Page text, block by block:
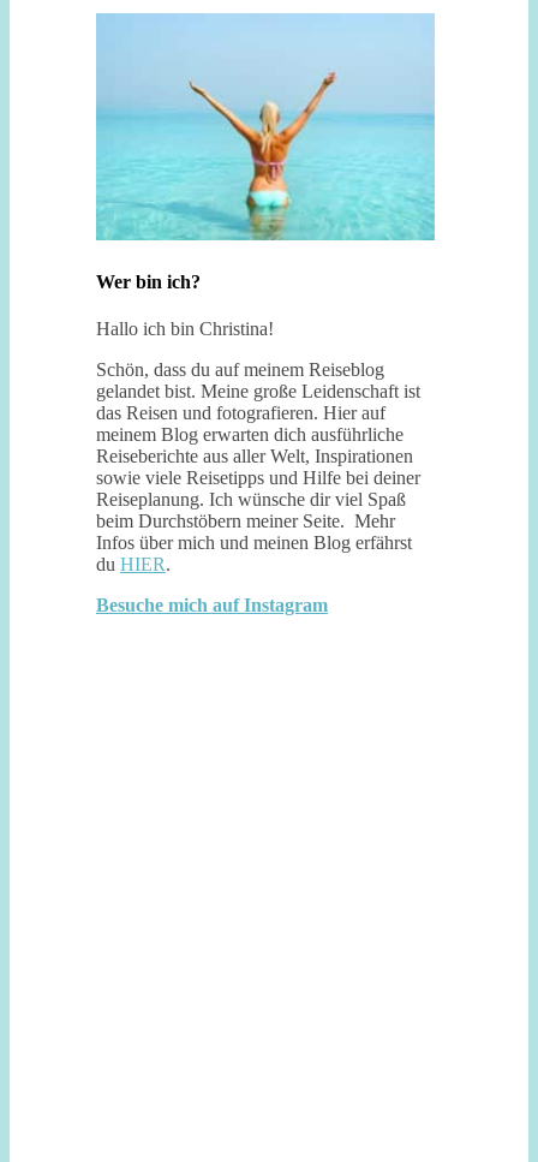
Wer bin ich?
Hallo ich bin Christina!
Schön, dass du auf meinem Reiseblog
gelandet bist. Meine große Leidenschaft ist
das Reisen und fotografieren. Hier auf
meinem Blog erwarten dich ausführliche
Reiseberichte aus aller Welt, Inspirationen
sowie viele Reisetipps und Hilfe bei deiner
Reiseplanung. Ich wünsche dir viel Spaß
beim Durchstöbern meiner Seite. Mehr
Infos über mich und meinen Blog erfährst
du HIER.
Besuche mich auf Instagram